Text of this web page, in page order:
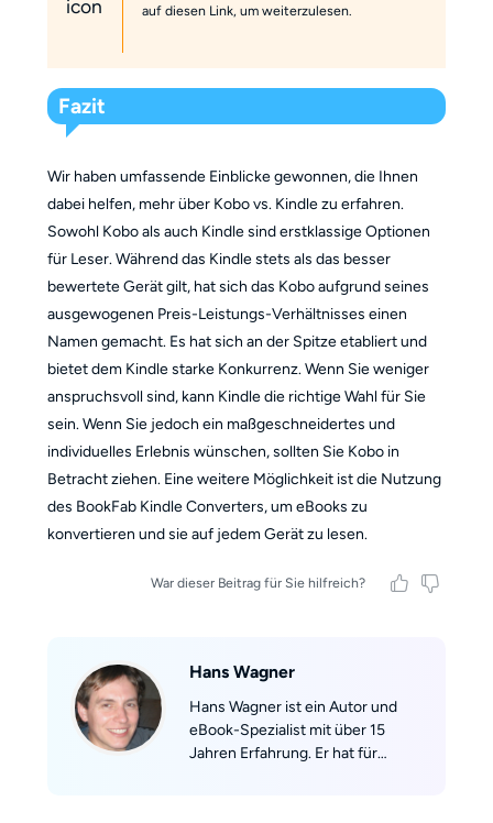
auf diesen Link, um weiterzulesen.
Fazit
Wir haben umfassende Einblicke gewonnen, die Ihnen
dabei helfen, mehr über Kobo vs. Kindle zu erfahren.
Sowohl Kobo als auch Kindle sind erstklassige Optionen
für Leser. Während das Kindle stets als das besser
bewertete Gerät gilt, hat sich das Kobo aufgrund seines
ausgewogenen Preis-Leistungs-Verhältnisses einen
Namen gemacht. Es hat sich an der Spitze etabliert und
bietet dem Kindle starke Konkurrenz. Wenn Sie weniger
anspruchsvoll sind, kann Kindle die richtige Wahl für Sie
sein. Wenn Sie jedoch ein maßgeschneidertes und
individuelles Erlebnis wünschen, sollten Sie Kobo in
Betracht ziehen. Eine weitere Möglichkeit ist die Nutzung
des BookFab Kindle Converters, um eBooks zu
konvertieren und sie auf jedem Gerät zu lesen.
War dieser Beitrag für Sie hilfreich?
Hans Wagner
Hans Wagner ist ein Autor und
eBook-Spezialist mit über 15
Jahren Erfahrung. Er hat für